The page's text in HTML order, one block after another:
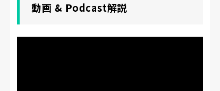
動画 & Podcast解説